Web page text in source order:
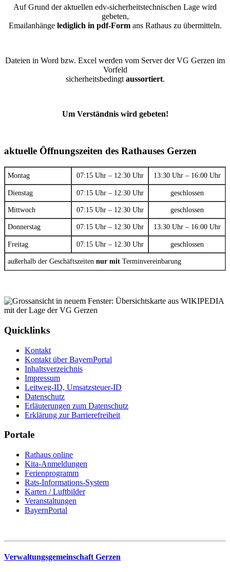
Auf Grund der aktuellen edv-sicherheitstechnischen Lage wird
gebeten,
Emailanhänge lediglich in pdf-Formans Rathaus zu übermitteln.
Dateien in Word bzw. Excel werden vom Server der VG Gerzen im
Vorfeld
sicherheitsbedingt aussortiert.
Um Verständnis wird gebeten!
aktuelle Öffnungszeiten des Rathauses Gerzen
Montag 07:15 Uhr – 12:30 Uhr 13:30 Uhr – 16:00 Uhr
Dienstag 07:15 Uhr – 12:30 Uhr geschlossen
Mittwoch 07:15 Uhr – 12:30 Uhr geschlossen
Donnerstag 07:15 Uhr – 12:30 Uhr 13:30 Uhr – 16:00 Uhr
Freitag 07:15 Uhr – 12:30 Uhr geschlossen
außerhalb der Geschäftszeiten nur mit Terminvereinbarung
Quicklinks
Kontakt
Kontakt über BayernPortal
Inhaltsverzeichnis
Impressum
Leitweg-ID, Umsatzsteuer-ID
Datenschutz
Erläuterungen zum Datenschutz
Erklärung zur Barrierefreiheit
Portale
Rathaus online
Kita-Anmeldungen
Ferienprogramm
Rats-Informations-System
Karten / Luftbilder
Veranstaltungen
BayernPortal
Verwaltungsgemeinschaft Gerzen